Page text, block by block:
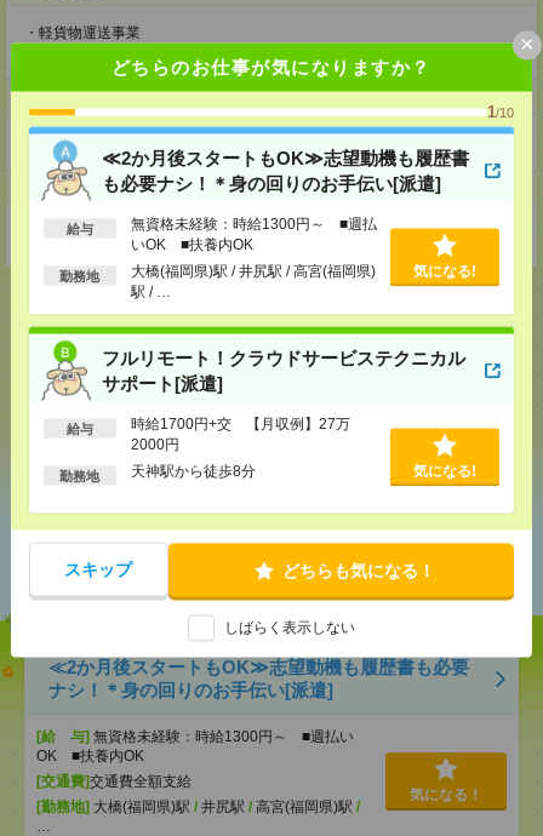
どちらのお仕事が気になりますか？
1/10
≪2か月後スタートもOK≫志望動機も履歴書
も必要ナシ！＊身の回りのお手伝い[派遣]
給与
無資格未経験：時給1300円～ ■週払
いOK ■扶養内OK
勤務地
大橋(福岡県)駅 / 井尻駅 / 高宮(福岡県)
駅 / …
気になる!
フルリモート！クラウドサービステクニカル
サポート[派遣]
給与
時給1700円+交 【月収例】27万
2000円
勤務地 天神駅から徒歩8分 気になる!
スキップ どちらも気になる！
しばらく表示しない
×
・軽貨物運送事業
ホームページ
https://en-gage.net/jcsentrytokyo_saiyo/
事業所
東京都杉並区天沼三丁目30-40フヨウハウス203号室
応募ページへ
あなたの閲覧履歴からの
≪2か月後スタートもOK≫志望動機も履歴書も必要
ナシ！＊身の回りのお手伝い[派遣]
[給 与] 無資格未経験：時給1300円～ ■週払い
OK ■扶養内OK
[交通費]交通費全額支給
[勤務地] 大橋(福岡県)駅 / 井尻駅 / 高宮(福岡県)駅 /
…
気になる！